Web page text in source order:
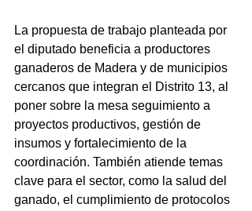
La propuesta de trabajo planteada por
el diputado beneficia a productores
ganaderos de Madera y de municipios
cercanos que integran el Distrito 13, al
poner sobre la mesa seguimiento a
proyectos productivos, gestión de
insumos y fortalecimiento de la
coordinación. También atiende temas
clave para el sector, como la salud del
ganado, el cumplimiento de protocolos